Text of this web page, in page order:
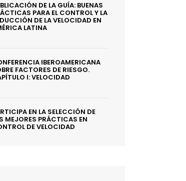
DE LA GUÍA: BUENAS
PARA EL CONTROL Y LA
DE LA VELOCIDAD EN
LATINA
IBEROAMERICANA
FACTORES DE RIESGO.
I: VELOCIDAD
EN LA SELECCIÓN DE
MEJORES PRÁCTICAS EN
DE VELOCIDAD